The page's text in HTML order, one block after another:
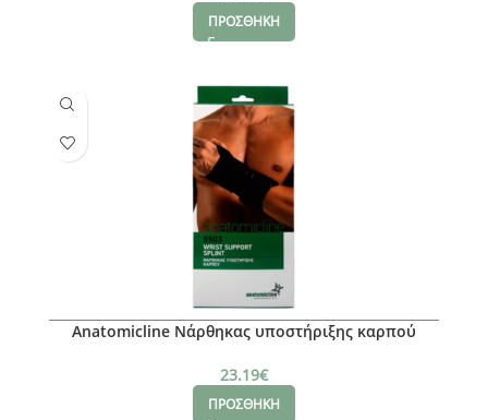
ΠΡΟΣΘΗΚΗ
Anatomicline Νάρθηκας υποστήριξης καρπού
23.19€
ΠΡΟΣΘΗΚΗ